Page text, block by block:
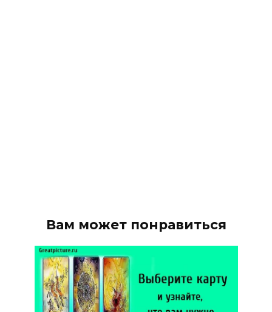
Вам может понравиться